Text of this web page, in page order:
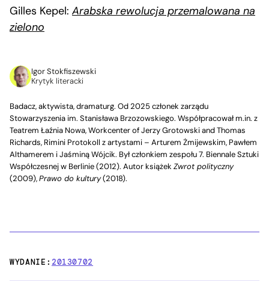
Gilles Kepel: Arabska rewolucja przemalowana na
zielono
Igor Stokfiszewski
Krytyk literacki
Badacz, aktywista, dramaturg. Od 2025 członek zarządu
Stowarzyszenia im. Stanisława Brzozowskiego. Współpracował m.in. z
Teatrem Łaźnia Nowa, Workcenter of Jerzy Grotowski and Thomas
Richards, Rimini Protokoll z artystami – Arturem Żmijewskim, Pawłem
Althamerem i Jaśminą Wójcik. Był członkiem zespołu 7. Biennale Sztuki
Współczesnej w Berlinie (2012). Autor książek Zwrot polityczny
(2009),Prawo do kultury(2018).
WYDANIE:20130702